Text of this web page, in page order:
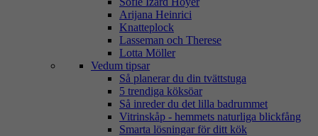
Arijana Heinrici
Knatteplock
Lasseman och Therese
Lotta Möller
Vedum tipsar
Så planerar du din tvättstuga
5 trendiga köksöar
Så inreder du det lilla badrummet
Vitrinskåp - hemmets naturliga blickfång
Smarta lösningar för ditt kök